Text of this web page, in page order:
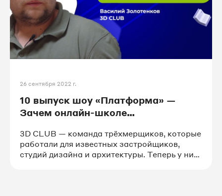
26 сентября 2022 г.
10 выпуск шоу «Платформа» —
Зачем онлайн-школе
3D CLUB — команда трёхмерщиков, которые
работали для известных застройщиков,
студий дизайна и архитектуры. Теперь у них